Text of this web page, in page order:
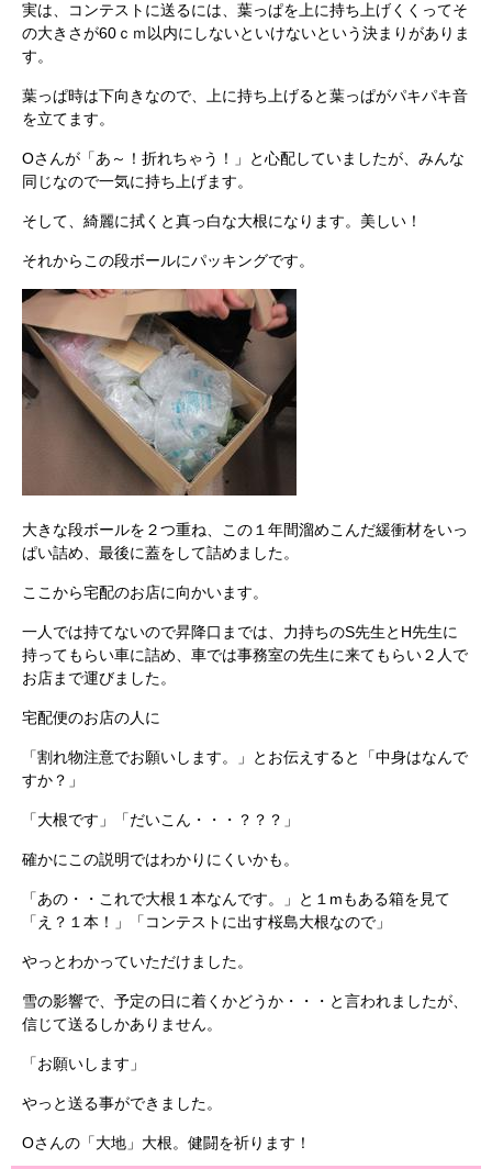
実は、コンテストに送るには、葉っぱを上に持ち上げくくってそ
の大きさが60ｃｍ以内にしないといけないという決まりがありま
す。
葉っぱ時は下向きなので、上に持ち上げると葉っぱがパキパキ音
を立てます。
Oさんが「あ～！折れちゃう！」と心配していましたが、みんな
同じなので一気に持ち上げます。
そして、綺麗に拭くと真っ白な大根になります。美しい！
それからこの段ボールにパッキングです。
大きな段ボールを２つ重ね、この１年間溜めこんだ緩衝材をいっ
ぱい詰め、最後に蓋をして詰めました。
ここから宅配のお店に向かいます。
一人では持てないので昇降口までは、力持ちのS先生とH先生に
持ってもらい車に詰め、車では事務室の先生に来てもらい２人で
お店まで運びました。
宅配便のお店の人に
「割れ物注意でお願いします。」とお伝えすると「中身はなんで
すか？」
「大根です」「だいこん・・・？？？」
確かにこの説明ではわかりにくいかも。
「あの・・これで大根１本なんです。」と１mもある箱を見て
「え？１本！」「コンテストに出す桜島大根なので」
やっとわかっていただけました。
雪の影響で、予定の日に着くかどうか・・・と言われましたが、
信じて送るしかありません。
「お願いします」
やっと送る事ができました。
Oさんの「大地」大根。健闘を祈ります！